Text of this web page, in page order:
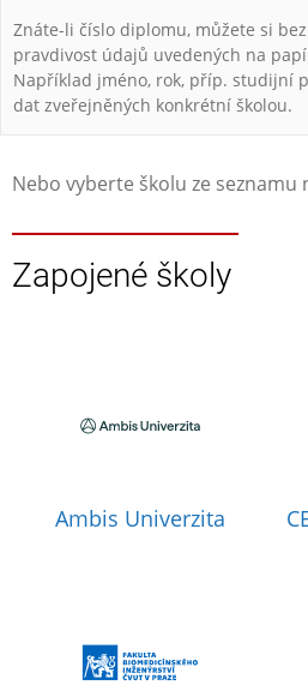
Znáte-li číslo diplomu, můžete si
pravdivost údajů uvedených na
Například jméno, rok, příp. studijní
dat zveřejněných konkrétní školou.
Nebo vyberte školu ze seznamu
Zapojené školy
Ambis Univerzita